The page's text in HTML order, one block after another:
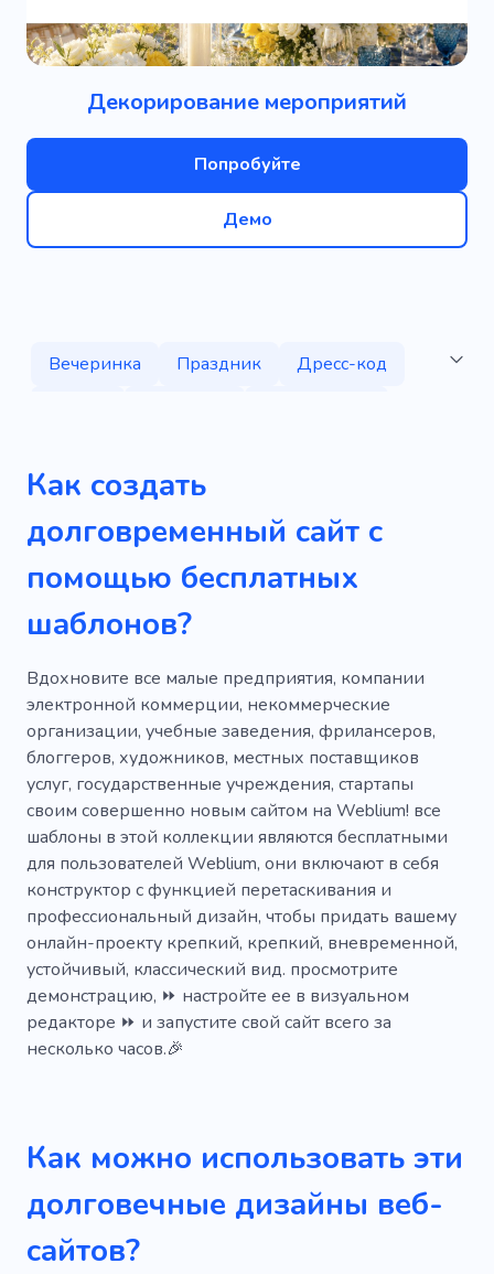
Декорирование мероприятий
Попробуйте
Демо
Вечеринка Праздник
Дресс-код
Конструктор всплывающих окон
Лакирование
Штамп
Услуги
Упаковка
Уникальный
Творческий
Блеск
Как создать
долговременный сайт с
помощью бесплатных
шаблонов?
Вдохновите все малые предприятия, компании
электронной коммерции, некоммерческие
организации, учебные заведения, фрилансеров,
блоггеров, художников, местных поставщиков
услуг, государственные учреждения, стартапы
своим совершенно новым сайтом на Weblium! все
шаблоны в этой коллекции являются бесплатными
для пользователей Weblium, они включают в себя
конструктор с функцией перетаскивания и
профессиональный дизайн, чтобы придать вашему
онлайн-проекту крепкий, крепкий, вневременной,
устойчивый, классический вид. просмотрите
демонстрацию, ⏩ настройте ее в визуальном
редакторе ⏩ и запустите свой сайт всего за
несколько часов.🎉
Как можно использовать эти
долговечные дизайны веб-
сайтов?